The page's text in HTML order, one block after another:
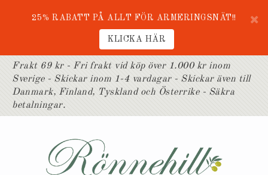
25% RABATT PÅ ALLT FÖR ARMERINGSNÄT!!
KLICKA HÄR
Frakt 69 kr - Fri frakt vid köp över 1.000 kr inom
Sverige - Skickar inom 1-4 vardagar - Skickar även till
Danmark, Finland, Tyskland och Österrike - Säkra
betalningar.